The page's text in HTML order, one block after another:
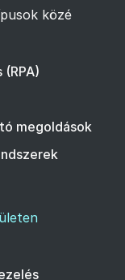
közé
megoldások